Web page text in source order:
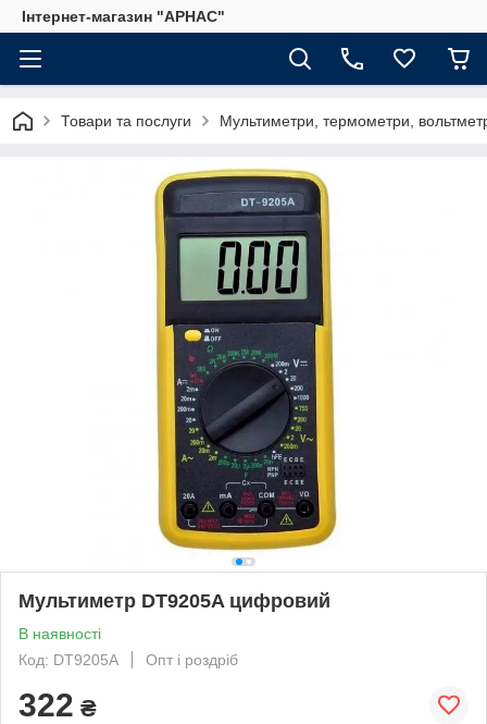
Інтернет-магазин "АРНАС"
Товари та послуги Мультиметри, термометри,
Мультиметр DT9205A цифровий
В наявності
Код: DT9205A
Опт і роздріб
322 ₴